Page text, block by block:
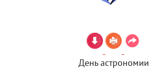
День астрономии